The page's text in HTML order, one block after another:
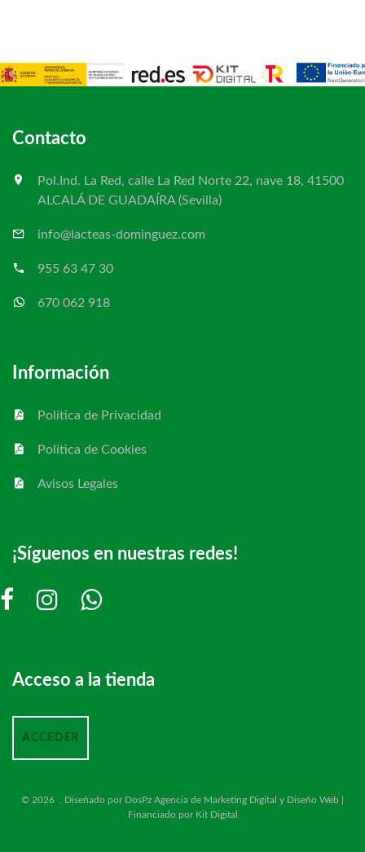
Contacto
Pol.Ind. La Red, calle La Red Norte 22, nave 18, 41500
ALCALÁ DE GUADAÍRA (Sevilla)
info@lacteas-dominguez.com
955 63 47 30
670 062 918
Información
Política de Privacidad
Política de Cookies
Avisos Legales
¡Síguenos en nuestras redes!
Acceso a la tienda
ACCEDER
© 2026 Diseñado por DosPz Agencia de Marketing Digital y Diseño Web |
Financiado por Kit Digital